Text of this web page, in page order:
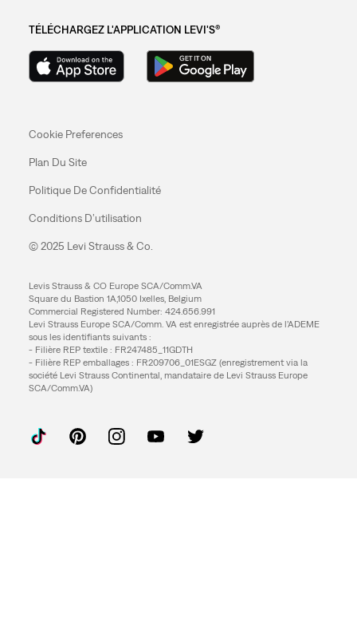
TÉLÉCHARGEZ L'APPLICATION LEVI'S®
Cookie Preferences
Plan Du Site
Politique De Confidentialité
Conditions D’utilisation
© 2025 Levi Strauss & Co.
Levis Strauss & CO Europe SCA/Comm.VA
Square du Bastion 1A,1050 Ixelles, Belgium
Commercial Registered Number: 424.656.991
Levi Strauss Europe SCA/Comm. VA est enregistrée auprès de l’ADEME
sous les identifiants suivants :
- Filière REP textile : FR247485_11GDTH
- Filière REP emballages : FR209706_01ESGZ (enregistrement via la
société Levi Strauss Continental, mandataire de Levi Strauss Europe
SCA/Comm.VA)